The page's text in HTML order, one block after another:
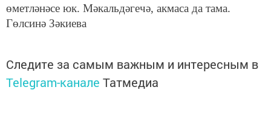
өметләнәсе юк. Мәкальдәгечә, акмаса да тама.
Гөлсинә Зәкиева
Следите за самым важным и интересным в
Telegram-канале Татмедиа